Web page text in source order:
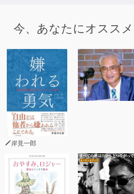
――
今、あなたにオススメ
岸見一郎